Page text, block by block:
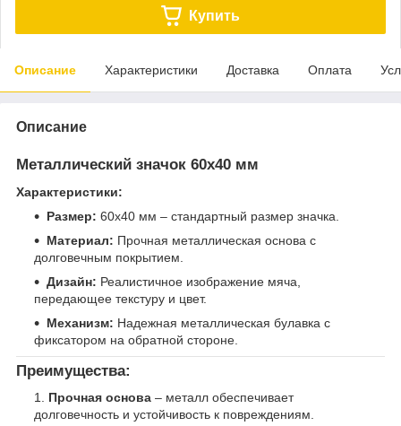
Купить
Описание Характеристики Доставка Оплата
Описание
Металлический значок 60х40 мм
Характеристики:
Размер: 60х40 мм – стандартный размер значка.
Материал: Прочная металлическая основа с
долговечным покрытием.
Дизайн: Реалистичное изображение мяча,
передающее текстуру и цвет.
Механизм: Надежная металлическая булавка с
фиксатором на обратной стороне.
Преимущества:
Прочная основа – металл обеспечивает
долговечность и устойчивость к повреждениям.